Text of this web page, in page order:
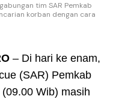
tim SAR Pemkab
korban dengan cara
– Di hari ke enam,
(SAR) Pemkab
Wib) masih